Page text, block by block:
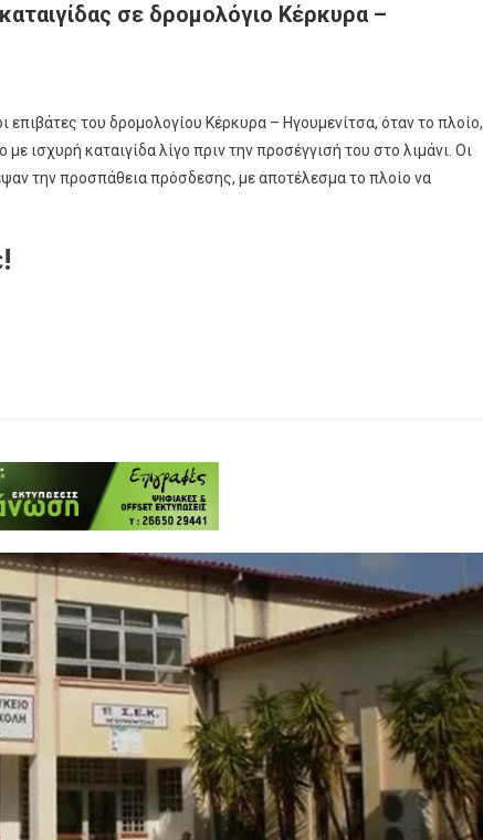
σε δρομολόγιο Κέρκυρα –
του δρομολογίου Κέρκυρα – Ηγουμενίτσα, όταν το πλοίο,
ισχυρή καταιγίδα λίγο πριν την προσέγγισή του στο λιμάνι. Οι
την προσπάθεια πρόσδεσης, με αποτέλεσμα το πλοίο να